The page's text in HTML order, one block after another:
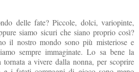
delle fate? Piccole, dolci, variopinte,
siamo sicuri che siano proprio così?
il nostro mondo sono più misteriose e
sempre immaginate. Lo sa bene la
tornata a vivere dalla nonna, per scoprire